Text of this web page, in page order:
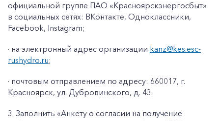
официальной группе ПАО «Красноярскэнергосбыт»
в социальных сетях: ВКонтакте, Одноклассники,
Facebook, Instagram;
· на электронный адрес организации kanz@kes.esc-
rushydro.ru;
· почтовым отправлением по адресу: 660017, г.
Красноярск, ул. Дубровинского, д. 43.
3. Заполнить «Анкету о согласии на получение